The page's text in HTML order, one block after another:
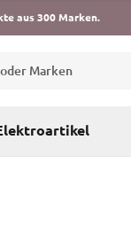
aus 300 Marken.
Marken